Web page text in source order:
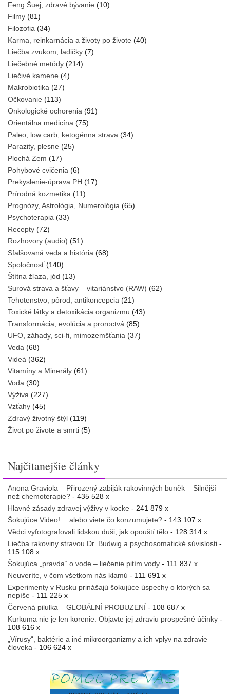
Feng Šuej, zdravé bývanie (10)
Filmy (81)
Filozofia (34)
Karma, reinkarnácia a životy po živote (40)
Liečba zvukom, ladičky (7)
Liečebné metódy (214)
Liečivé kamene (4)
Makrobiotika (27)
Očkovanie (113)
Onkologické ochorenia (91)
Orientálna medicína (75)
Paleo, low carb, ketogénna strava (34)
Parazity, plesne (25)
Plochá Zem (17)
Pohybové cvičenia (6)
Prekyslenie-úprava PH (17)
Prírodná kozmetika (11)
Prognózy, Astrológia, Numerológia (65)
Psychoterapia (33)
Recepty (72)
Rozhovory (audio) (51)
Sfalšovaná veda a história (68)
Spoločnosť(140)
Štítna žľaza, jód (13)
Surová strava a šťavy – vitariánstvo (RAW) (62)
Tehotenstvo, pôrod, antikoncepcia (21)
Toxické látky a detoxikácia organizmu (43)
Transformácia, evolúcia a proroctvá (85)
UFO, záhady, sci-fi, mimozemšťania (37)
Veda (68)
Videá (362)
Vitamíny a Minerály (61)
Voda (30)
Výživa (227)
Vzťahy (45)
Zdravý životný štýl (119)
Život po živote a smrti (5)
Najčitanejšie články
Anona Graviola – Přirozený zabiják rakovinných buněk – Silnější
než chemoterapie? - 435 528 x
Hlavné zásady zdravej výživy v kocke - 241 879 x
Šokujúce Video! …alebo viete čo konzumujete? - 143 107 x
Vědci vyfotografovali lidskou duši, jak opouští tělo - 128 314 x
Liečba rakoviny stravou Dr. Budwig a psychosomatické súvislosti -
115 108 x
Šokujúca „pravda“ o vode – liečenie pitím vody - 111 837 x
Neuveríte, v čom všetkom nás klamú - 111 691 x
Experimenty v Rusku prinášajú šokujúce úspechy o ktorých sa
nepíše - 111 225 x
Červená pilulka – GLOBÁLNÍ PROBUZENÍ - 108 687 x
Kurkuma nie je len korenie. Objavte jej zdraviu prospešné účinky -
108 616 x
„Vírusy“, baktérie a iné mikroorganizmy a ich vplyv na zdravie
človeka - 106 624 x